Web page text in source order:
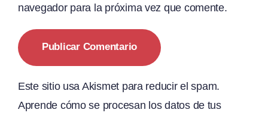
navegador para la próxima vez que comente.
Este sitio usa Akismet para reducir el spam.
Aprende cómo se procesan los datos de tus